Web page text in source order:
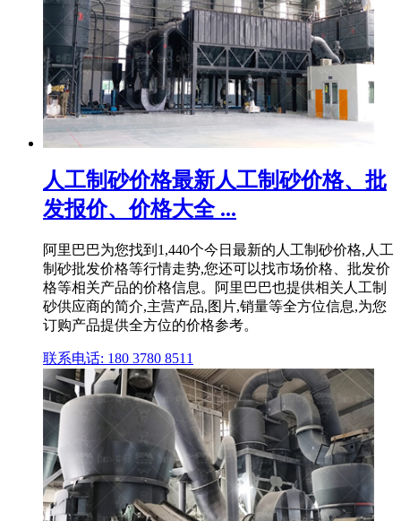
人工制砂价格最新人工制砂价格、批
发报价、价格大全 ...
阿里巴巴为您找到1,440个今日最新的人工制砂价格,人工
制砂批发价格等行情走势,您还可以找市场价格、批发价
格等相关产品的价格信息。阿里巴巴也提供相关人工制
砂供应商的简介,主营产品,图片,销量等全方位信息,为您
订购产品提供全方位的价格参考。
联系电话: 180 3780 8511